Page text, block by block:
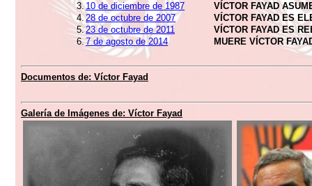
3. 10 de diciembre de 1987
VÍCTOR FAYAD
4.28 de octubre de 2007
VÍCTOR FAYAD ES
5.23 de octubre de 2011
VÍCTOR FAYAD ES
6.7 de agosto de 2014 MUERE VÍCTOR
Documentos de: Víctor Fayad
Galería de Imágenes de: Víctor Fayad